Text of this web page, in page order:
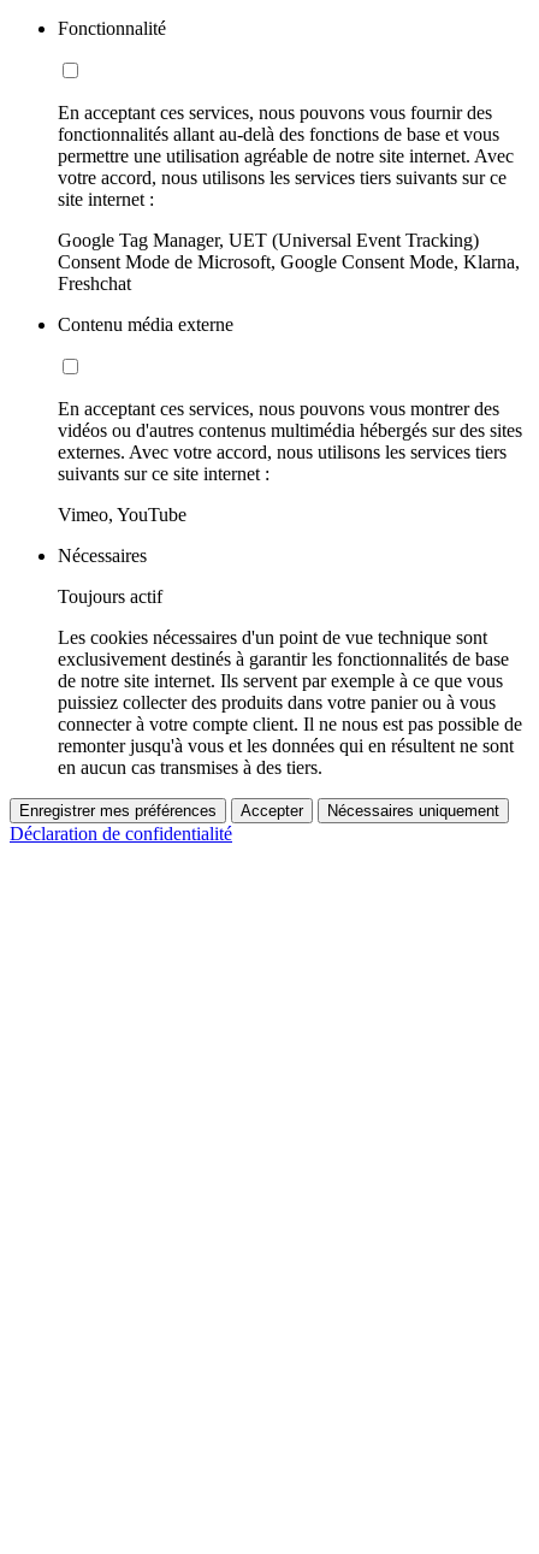
Fonctionnalité
En acceptant ces services, nous pouvons vous fournir des
fonctionnalités allant au-delà des fonctions de base et vous
permettre une utilisation agréable de notre site internet. Avec
votre accord, nous utilisons les services tiers suivants sur ce
site internet :
Google Tag Manager, UET (Universal Event Tracking)
Consent Mode de Microsoft, Google Consent Mode, Klarna,
Freshchat
Contenu média externe
En acceptant ces services, nous pouvons vous montrer des
vidéos ou d'autres contenus multimédia hébergés sur des sites
externes. Avec votre accord, nous utilisons les services tiers
suivants sur ce site internet :
Vimeo, YouTube
Nécessaires
Toujours actif
Les cookies nécessaires d'un point de vue technique sont
exclusivement destinés à garantir les fonctionnalités de base
de notre site internet. Ils servent par exemple à ce que vous
puissiez collecter des produits dans votre panier ou à vous
connecter à votre compte client. Il ne nous est pas possible de
remonter jusqu'à vous et les données qui en résultent ne sont
en aucun cas transmises à des tiers.
Enregistrer mes préférences Accepter Nécessaires uniquement
Déclaration de confidentialité